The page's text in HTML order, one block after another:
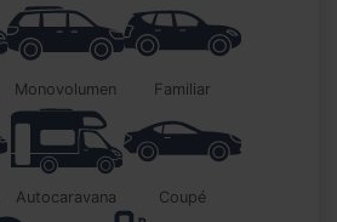
monovolumen familiar
autocaravana coupé